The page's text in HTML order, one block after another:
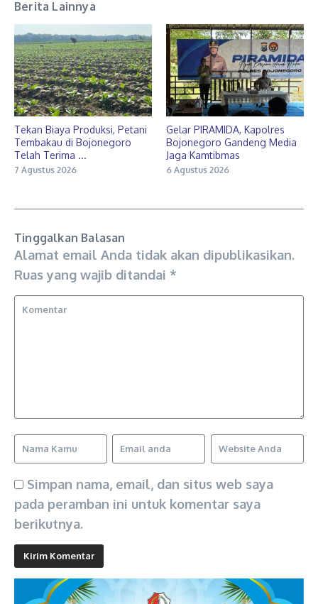
Berita Lainnya
Tekan Biaya Produksi, Petani
Tembakau di Bojonegoro
Telah Terima ...
7 Agustus 2026
Gelar PIRAMIDA, Kapolres
Bojonegoro Gandeng Media
Jaga Kamtibmas
6 Agustus 2026
Tinggalkan Balasan
Alamat email Anda tidak akan dipublikasikan.
Ruas yang wajib ditandai *
Simpan nama, email, dan situs web saya
pada peramban ini untuk komentar saya
berikutnya.